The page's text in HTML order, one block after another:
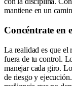
mantiene en un
Concéntrate en
La realidad es que
fuera de tu control.
manejar cada giro.
de riesgo y